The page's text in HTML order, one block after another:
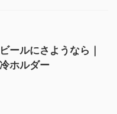
ールにさようなら｜
ホルダー